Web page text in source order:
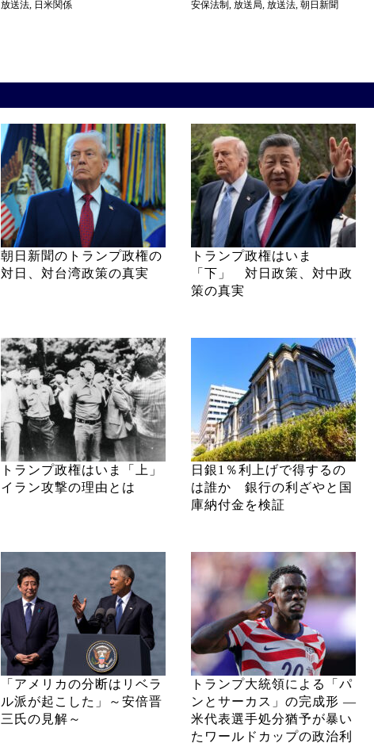
放送法, 日米関係
安保法制 , 放送局, 放送法, 朝日新聞
朝日新聞のトランプ政権の
対日、対台湾政策の真実
トランプ政権はいま
「下」 対日政策、対中政
策の真実
トランプ政権はいま「上」
イラン攻撃の理由とは
日銀1％利上げで得するの
は誰か 銀行の利ざやと国
庫納付金を検証
「アメリカの分断はリベラ
ル派が起こした」～安倍晋
三氏の見解～
トランプ大統領による「パ
ンとサーカス」の完成形 ―
米代表選手処分猶予が暴い
たワールドカップの政治利